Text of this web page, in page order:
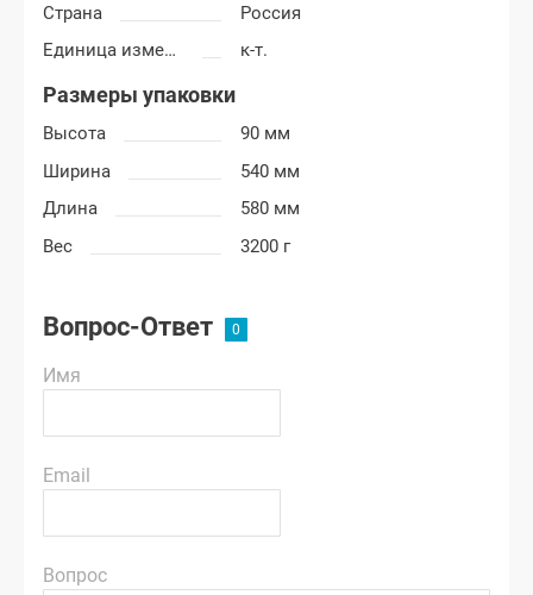
Страна
Россия
Единица измерения
к-т.
Размеры упаковки
Высота
90 мм
Ширина
540 мм
Длина
580 мм
Вес
3200 г
Вопрос-Ответ
Имя
Email
Вопрос